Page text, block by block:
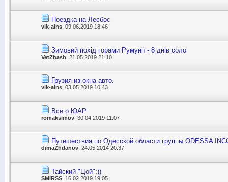
Поездка на Лесбос
vik-alns, 09.06.2019 18:46
Зимовий похід горами Румунії - 8 днів соло
VetZhash , 21.05.2019 21:10
Грузия из окна авто.
vik-alns, 03.05.2019 10:43
Все о ЮАР
romaksimov , 30.04.2019 11:07
Путешествия по Одесской области группы ODESSA
dimaZhdanov , 24.05.2014 20:37
Тайский "Цой":))
SMIRSS , 16.02.2019 19:05